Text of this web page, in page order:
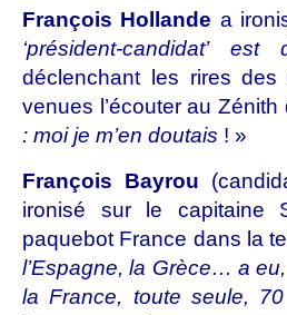
François Hollande a
‘président-candidat’ est
déclenchant les rires
venues l’écouter au Zénith
: moi je m’en doutais ! »
François Bayrou
ironisé sur le capitaine
paquebot France dans la
l’Espagne, la Grèce… a
la France, toute seule,